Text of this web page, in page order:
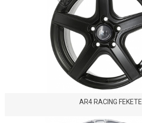
AR4 RACING FEKETE